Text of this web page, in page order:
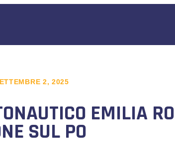
2, 2025
EMILIA
SUL PO